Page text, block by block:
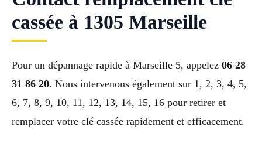
cassée à 1305 Marseille
Pour un dépannage rapide à Marseille 5, appelez 06 28
31 86 20. Nous intervenons également sur 1, 2, 3, 4, 5,
6, 7, 8, 9, 10, 11, 12, 13, 14, 15, 16 pour retirer et
remplacer votre clé cassée rapidement et efficacement.